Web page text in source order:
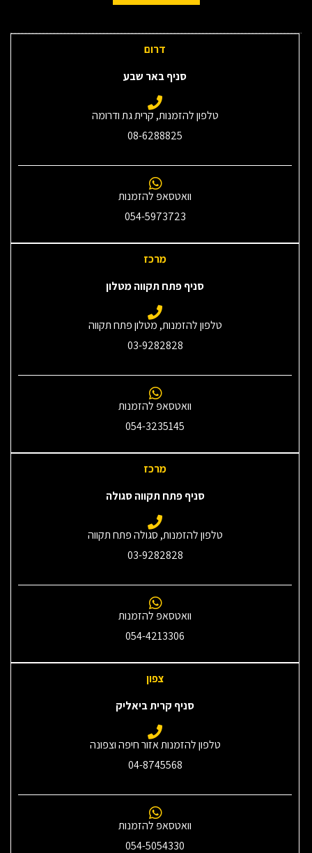
דרום
סניף באר שבע
טלפון להזמנות, קרית גת ודרומה
08-6288825
וואטסאפ להזמנות
054-5973723
מרכז
סניף פתח תקווה מטלון
טלפון להזמנות, מטלון פתח תקווה
03-9282828
וואטסאפ להזמנות
054-3235145‎
מרכז
סניף פתח תקווה סגולה
טלפון להזמנות, סגולה פתח תקווה
03-9282828
וואטסאפ להזמנות
054-4213306
צפון
סניף קרית ביאליק
טלפון להזמנות אזור חיפה וצפונה
04-8745568
וואטסאפ להזמנות
054-5054330